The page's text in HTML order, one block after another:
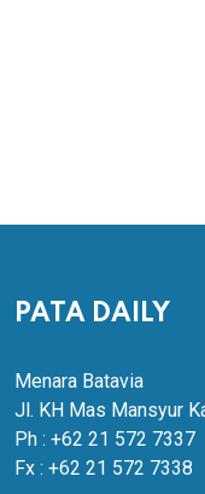
PATA DAILY
Menara Batavia
Jl. KH Mas Mansyur
Ph : +62 21 572 7337
Fx : +62 21 572 7338